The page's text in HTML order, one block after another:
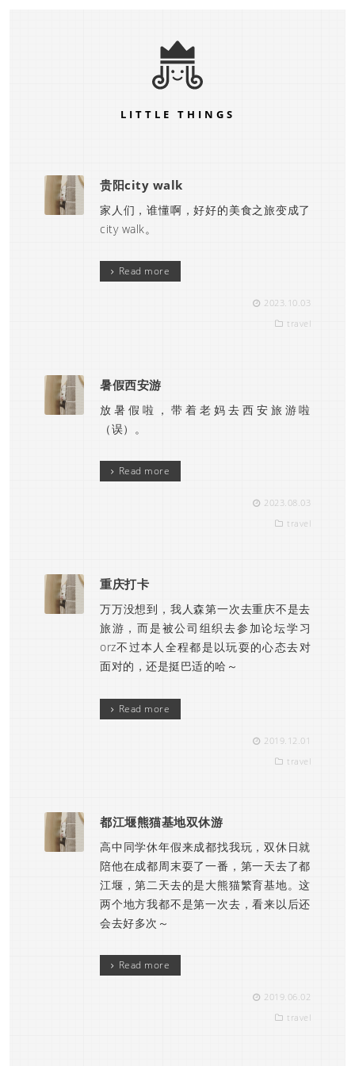
LITTLE THINGS
贵阳city walk
家人们，谁懂啊，好好的美食之旅变成了
city walk。
Read more
2023.10.03
travel
暑假西安游
放暑假啦，带着老妈去西安旅游啦
（误）。
Read more
2023.08.03
travel
重庆打卡
万万没想到，我人森第一次去重庆不是去
旅游，而是被公司组织去参加论坛学习
orz不过本人全程都是以玩耍的心态去对
面对的，还是挺巴适的哈～
Read more
2019.12.01
travel
都江堰熊猫基地双休游
高中同学休年假来成都找我玩，双休日就
陪他在成都周末耍了一番，第一天去了都
江堰，第二天去的是大熊猫繁育基地。这
两个地方我都不是第一次去，看来以后还
会去好多次～
Read more
2019.06.02
travel